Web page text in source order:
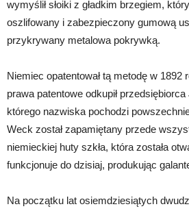
wymyślił słoiki z gładkim brzegiem,
oszlifowany i zabezpieczony gumową
przykrywany metalowa pokrywką.
Niemiec opatentował tą metodę w 1892
prawa patentowe odkupił
którego nazwiska pochodzi
Weck został zapamiętany przede
niemieckiej huty szkła, która została
funkcjonuje do dzisiaj, produkując
Na początku lat osiemdziesiątych